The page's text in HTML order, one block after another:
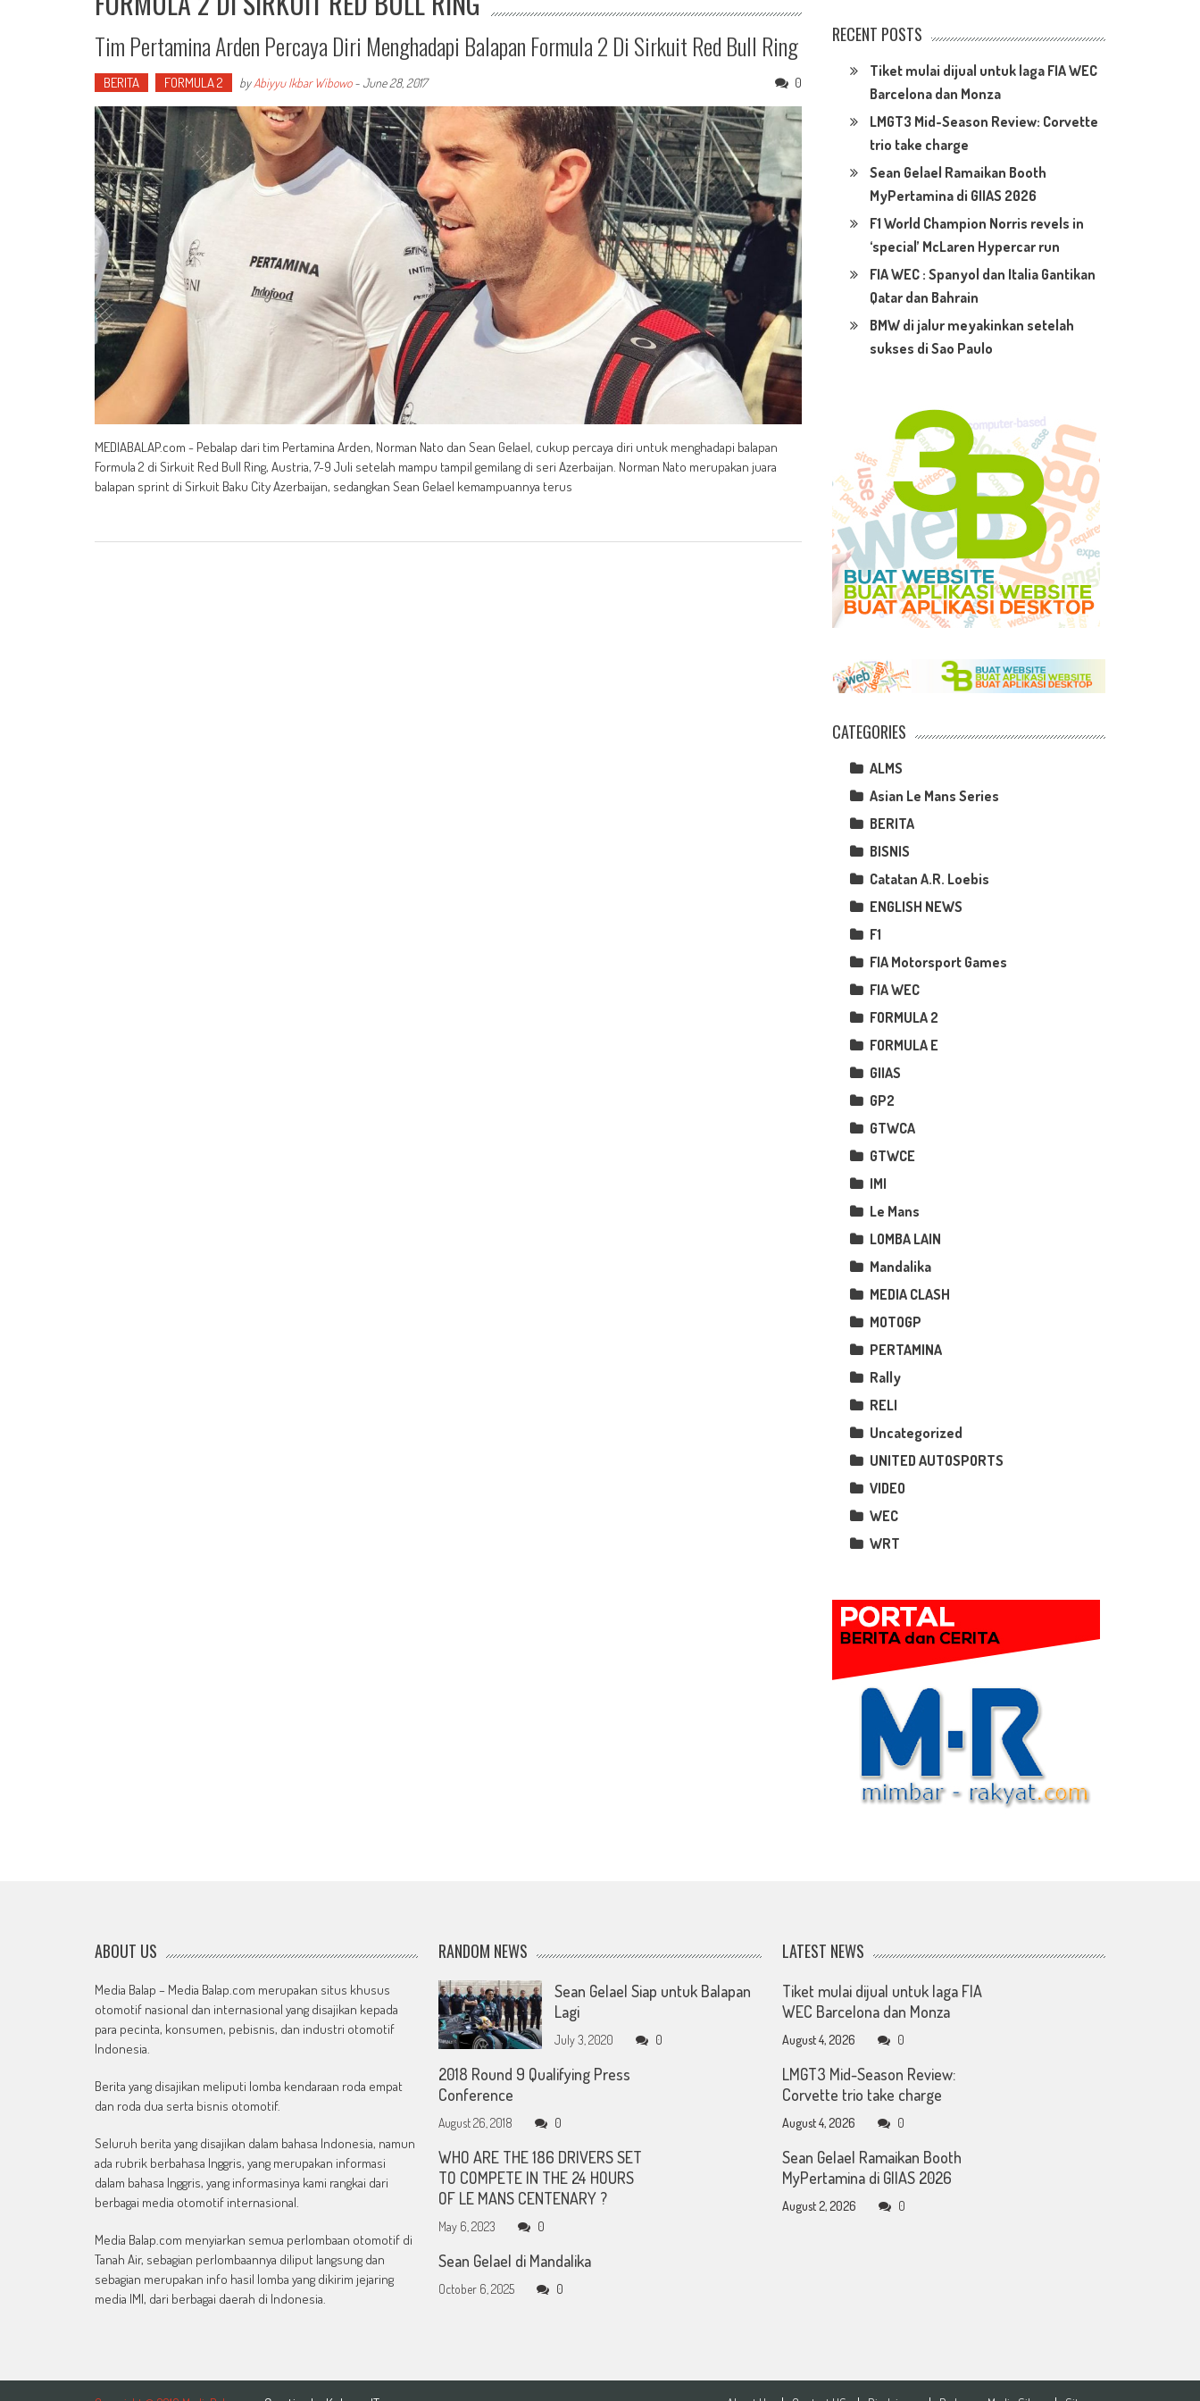
Tim Pertamina Arden Percaya Diri Menghadapi Balapan Formula 2 Di Sirkuit Red Bull Ring
BERITA FORMULA 2 byAbiyyu Ikbar Wibowo-June 28, 2017 0
MEDIABALAP.com - Pebalap dari tim Pertamina Arden, Norman Nato dan Sean Gelael, cukup percaya diri untuk menghadapi balapan
Formula 2 di Sirkuit Red Bull Ring, Austria, 7-9 Juli setelah mampu tampil gemilang di seri Azerbaijan. Norman Nato merupakan juara
balapan sprint di Sirkuit Baku City Azerbaijan, sedangkan Sean Gelael kemampuannya terus
RECENT POSTS
Tiket mulai dijual untuk laga FIA WEC
Barcelona dan Monza
LMGT3 Mid-Season Review: Corvette
trio take charge
Sean Gelael Ramaikan Booth
MyPertamina di GIIAS 2026
F1 World Champion Norris revels in
‘special’ McLaren Hypercar run
FIA WEC : Spanyol dan Italia Gantikan
Qatar dan Bahrain
BMW di jalur meyakinkan setelah
sukses di Sao Paulo
CATEGORIES
ALMS
Asian Le Mans Series
BERITA
BISNIS
Catatan A.R. Loebis
ENGLISH NEWS
F1
FIA Motorsport Games
FIA WEC
FORMULA 2
FORMULA E
GIIAS
GP2
GTWCA
GTWCE
IMI
Le Mans
LOMBA LAIN
Mandalika
MEDIA CLASH
MOTOGP
PERTAMINA
Rally
RELI
Uncategorized
UNITED AUTOSPORTS
VIDEO
WEC
WRT
ABOUT US
Media Balap – Media Balap.com merupakan situs khusus
otomotif nasional dan internasional yang disajikan kepada
para pecinta, konsumen, pebisnis, dan industri otomotif
Indonesia.
Berita yang disajikan meliputi lomba kendaraan roda empat
dan roda dua serta bisnis otomotif.
Seluruh berita yang disajikan dalam bahasa Indonesia, namun
ada rubrik berbahasa Inggris, yang merupakan informasi
dalam bahasa Inggris, yang informasinya kami rangkai dari
berbagai media otomotif internasional.
Media Balap.com menyiarkan semua perlombaan otomotif di
Tanah Air, sebagian perlombaannya diliput langsung dan
sebagian merupakan info hasil lomba yang dikirim jejaring
media IMI, dari berbagai daerah di Indonesia.
RANDOM NEWS
Sean Gelael Siap untuk Balapan
Lagi
July 3, 2020 0
2018 Round 9 Qualifying Press
Conference
August 26, 2018 0
WHO ARE THE 186 DRIVERS SET
TO COMPETE IN THE 24 HOURS
OF LE MANS CENTENARY ?
May 6, 2023 0
Sean Gelael di Mandalika
October 6, 2025 0
LATEST NEWS
Tiket mulai dijual untuk laga FIA
WEC Barcelona dan Monza
August 4, 2026 0
LMGT3 Mid-Season Review:
Corvette trio take charge
August 4, 2026 0
Sean Gelael Ramaikan Booth
MyPertamina di GIIAS 2026
August 2, 2026 0